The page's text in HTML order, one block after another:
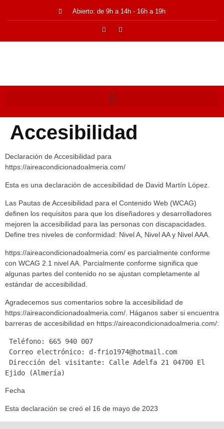
Abierto: de 9h a 14h - 16h a 19h
Accesibilidad
Declaración de Accesibilidad para
https://aireacondicionadoalmeria.com/
Esta es una declaración de accesibilidad de David Martín López.
Las Pautas de Accesibilidad para el Contenido Web (WCAG)
definen los requisitos para que los diseñadores y desarrolladores
mejoren la accesibilidad para las personas con discapacidades.
Define tres niveles de conformidad: Nivel A, Nivel AA y Nivel AAA.
https://aireacondicionadoalmeria.com/ es parcialmente conforme
con WCAG 2.1 nivel AA. Parcialmente conforme significa que
algunas partes del contenido no se ajustan completamente al
estándar de accesibilidad.
Agradecemos sus comentarios sobre la accesibilidad de
https://aireacondicionadoalmeria.com/. Háganos saber si encuentra
barreras de accesibilidad en https://aireacondicionadoalmeria.com/:
Ejido (Almería)
Fecha
Esta declaración se creó el 16 de mayo de 2023